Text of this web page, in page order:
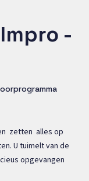
-
zetten alles op
U tuimelt van de
opgevangen